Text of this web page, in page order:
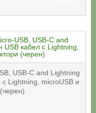
USB-C and Lightning
с Lightning, microUSB и